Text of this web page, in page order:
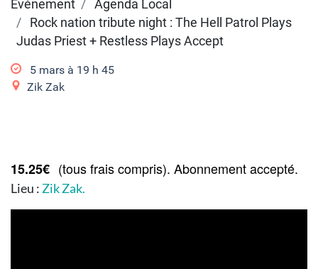
Evénement
Agenda Local
Rock nation tribute night : The Hell Patrol Plays
Judas Priest + Restless Plays Accept
5 mars à 19 h 45
Zik Zak
15.25€ (tous frais compris). Abonnement accepté.
Lieu : Zik Zak.